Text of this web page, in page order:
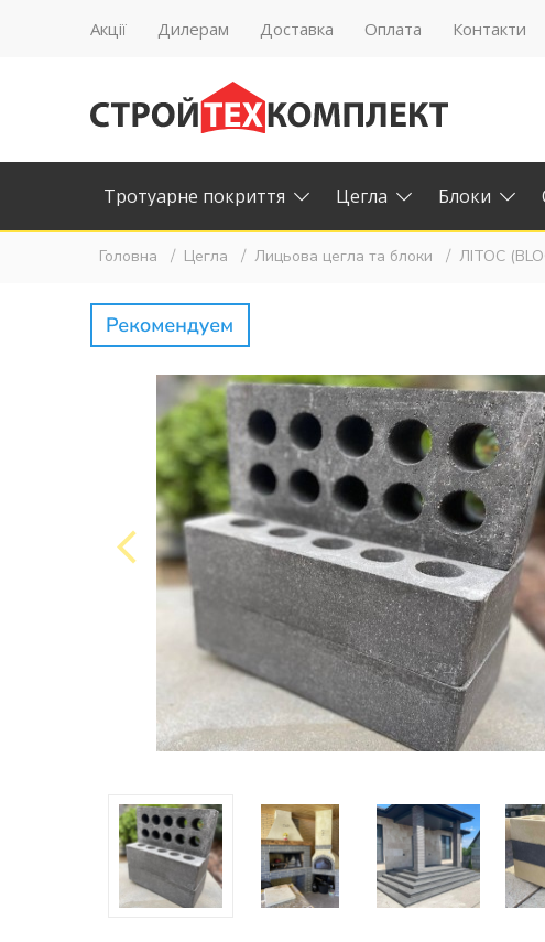
Акції Дилерам Доставка Оплата Контакти
Тротуарне покриття Цегла Блоки
Головна Цегла Лицьова цегла та блоки ЛІТОС